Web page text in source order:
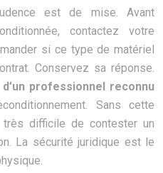
est de mise. Avant
contactez votre
si ce type de matériel
Conservez sa réponse.
professionnel reconnu
Sans cette
difficile de contester un
La sécurité juridique est le